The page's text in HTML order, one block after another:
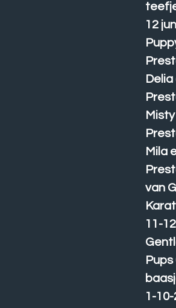
12
Mila
van
11-
1-